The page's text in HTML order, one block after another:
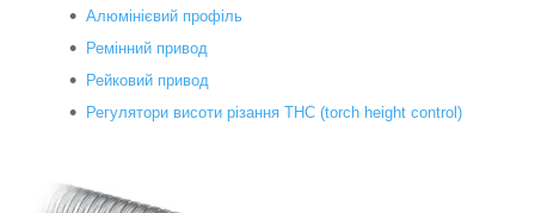
Алюмінієвий профіль
Ремінний привод
Рейковий привод
Регулятори висоти різання THC (torch height control)